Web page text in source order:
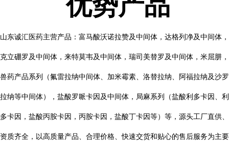
山东诚汇医药主营产品：富马酸沃诺拉赞及中间体，达格列净及中间体，
克立硼罗及中间体，来特莫韦及中间体，瑞司美替罗及中间体，米屈肼，
兽药产品系列（氟雷拉纳中间体、加米霉素、洛替拉纳、阿福拉纳及沙罗
拉纳等中间体），盐酸罗哌卡因及中间体，局麻系列（盐酸利多卡因、利
多卡因，盐酸丙胺卡因，丙胺卡因，盐酸丁卡因等）等，源头工厂直供、
资质齐全，以高质量产品、合理价格、快速交货和贴心的售后服务为主要